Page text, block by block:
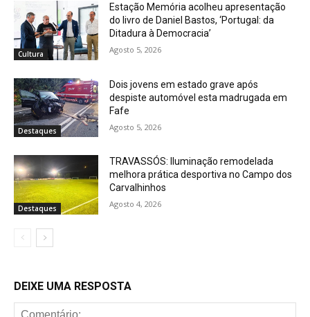
Cultura
Estação Memória acolheu apresentação
do livro de Daniel Bastos, ‘Portugal: da
Ditadura à Democracia’
Agosto 5, 2026
Destaques
Dois jovens em estado grave após
despiste automóvel esta madrugada em
Fafe
Agosto 5, 2026
Destaques
TRAVASSÓS: Iluminação remodelada
melhora prática desportiva no Campo dos
Carvalhinhos
Agosto 4, 2026
DEIXE UMA RESPOSTA